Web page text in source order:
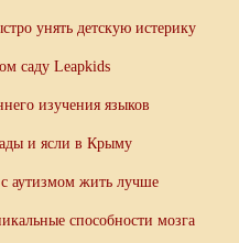
унять детскую истерику
саду Leapkids
изучения языков
и ясли в Крыму
аутизмом жить лучше
способности мозга